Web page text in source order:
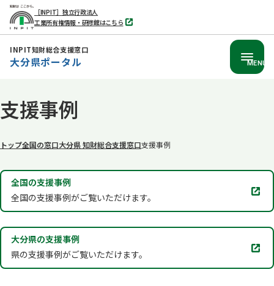
文
へ
［INPIT］独立行政法人
工業所有権情報・研修館はこちら
別
タ
INPIT知財総合支援窓口
大分県ポータル MENU
支援事例
トップ全国の窓口大分県 知財総合支援窓口支援事例
全国の支援事例
全国の支援事例がご覧いただけます。
別
開
大分県の支援事例
県の支援事例がご覧いただけます。
別